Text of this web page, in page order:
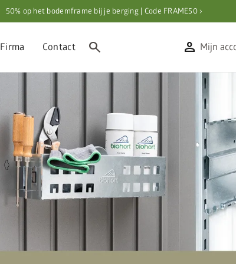
50% op het bodemframe bij je berging | Code FRAME50 ›
Firma Contact search person Mijn